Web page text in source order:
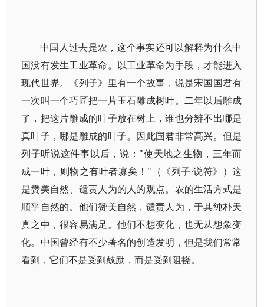
中国人过去是农，这个事实还可以解释为什么中
国没有发生工业革命。以工业革命为手段，才能进入
现代世界。《列子》里有一个故事，说是宋国国君有
一次叫一个巧匠把一片玉石雕成树叶。二年以后雕成
了，把这片雕成的叶子放在树上，谁也分辨不出哪是
真叶子，哪是雕成的叶子。因此国君非常高兴。但是
列子听说这件事以后，说："使天地之生物，三年而
成一叶，则物之有叶者寡矣！"（《列子·说符》）这
是赞美自然、谴责人为的人的观点。农的生活方式是
顺乎自然的。他们赞美自然，谴责人为，于其纯朴天
真之中，很容易满足。他们不想变化，也无从想象变
化。中国曾经有不少著名的创造发明，但是我们常常
看到，它们不是受到鼓励，而是受到阻挠。